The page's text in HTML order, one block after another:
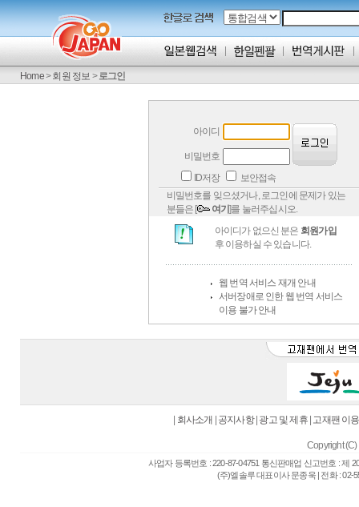
Home>회원 정보 >로그인
아이디
비밀번호
ID저장
보안접속
비밀번호를 잊으셨거나, 로그인에 문제가 있는
분들은 [
여기]를 눌러주십시오.
아이디가 없으신 분은 회원가입
후 이용하실 수 있습니다.
웹 번역 서비스 재개 안내
서버장애로 인한 웹 번역 서비스
이용 불가 안내
회사소개 공지사항| 광고 및 제휴| 고재팬 이
Copyright (C)
사업자 등록번호 : 220-87-04751 통신판매업 신고번호 : 제
(주)엘솔루 대표이사 문종욱 | 전화 : 02-